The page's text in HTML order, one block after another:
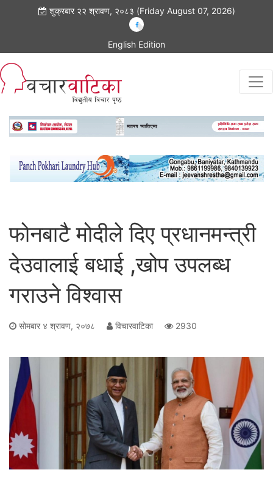
शुक्रबार २२ श्रावण, २०८३ (Friday August 07, 2026)
English Edition
फोनबाटै मोदीले दिए प्रधानमन्त्री
देउवालाई बधाई ,खोप उपलब्ध
गराउने विश्वास
सोमबार ४ श्रावण, २०७८ विचारवाटिका 2930